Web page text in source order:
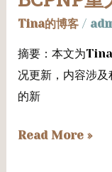
Tina的博客 /
摘要：本文为
况更新，内容涉
的新
5
4
日
Read More »